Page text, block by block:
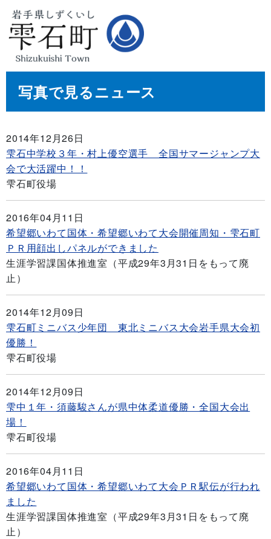
写真で見るニュース
2014年12月26日
雫石中学校３年・村上優空選手 全国サマージャンプ大
会で大活躍中！！
雫石町役場
2016年04月11日
希望郷いわて国体・希望郷いわて大会開催周知・雫石町
ＰＲ用顔出しパネルができました
生涯学習課国体推進室（平成29年3月31日をもって廃
止）
2014年12月09日
雫石町ミニバス少年団 東北ミニバス大会岩手県大会初
優勝！
雫石町役場
2014年12月09日
雫中１年・須藤駿さんが県中体柔道優勝・全国大会出
場！
雫石町役場
2016年04月11日
希望郷いわて国体・希望郷いわて大会ＰＲ駅伝が行われ
ました
生涯学習課国体推進室（平成29年3月31日をもって廃
止）